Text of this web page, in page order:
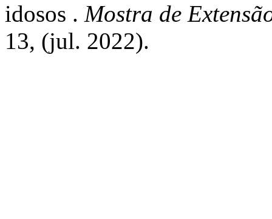
idosos . Mostra de
13, (jul. 2022).